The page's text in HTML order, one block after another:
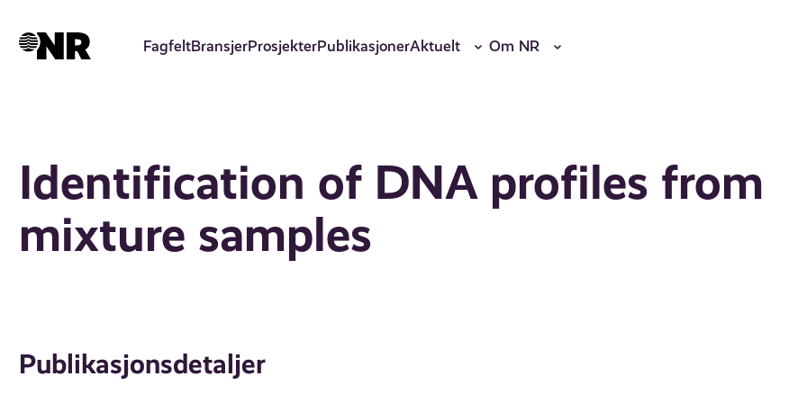
hovedinnhold
FagfeltBransjerProsjekterPublikasjonerAktuelt Om NR
Identification of DNA profiles from
mixture samples
Publikasjonsdetaljer